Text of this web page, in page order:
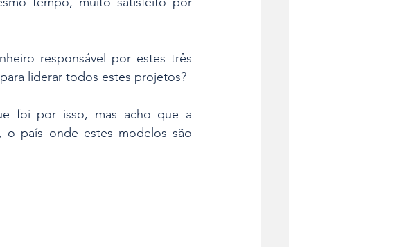
responsável por estes três
liderar todos estes projetos?
foi por isso, mas acho que a
o país onde estes modelos são